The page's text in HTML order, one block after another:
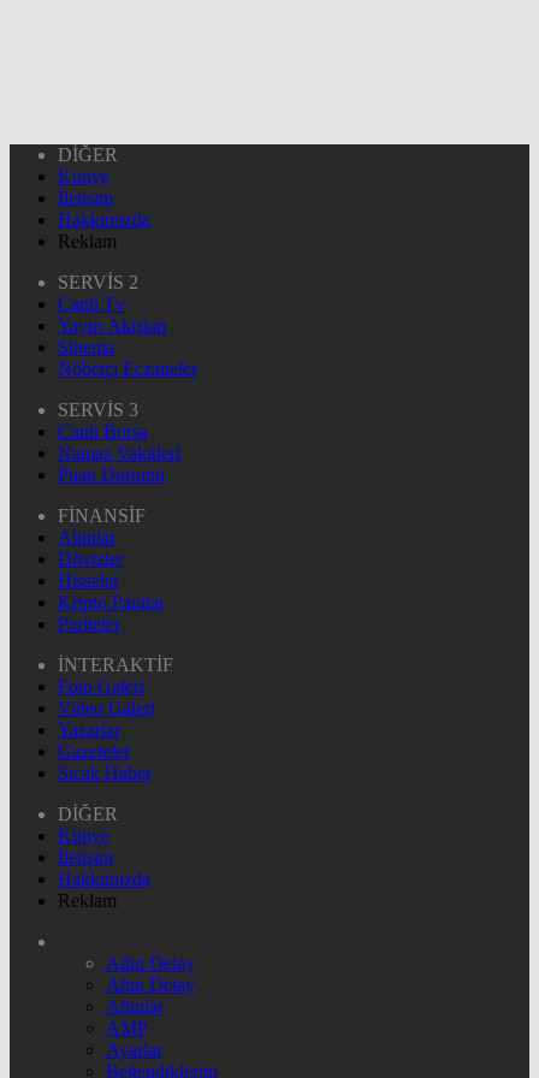
DİĞER
Künye
İletişim
Hakkımızda
Reklam
SERVİS 2
Canlı Tv
Yayın Akışları
Sinema
Nöbetçi Eczaneler
SERVİS 3
Canlı Borsa
Namaz Vakitleri
Puan Durumu
FİNANSİF
Altınlar
Dövizler
Hisseler
Kripto Paralar
Pariteler
İNTERAKTİF
Foto Galeri
Video Galeri
Yazarlar
Gazeteler
Sıcak Haber
DİĞER
Künye
İletişim
Hakkımızda
Reklam
Altın Detay
Altın Detay
Altınlar
AMP
Ayarlar
Beğendiklerim